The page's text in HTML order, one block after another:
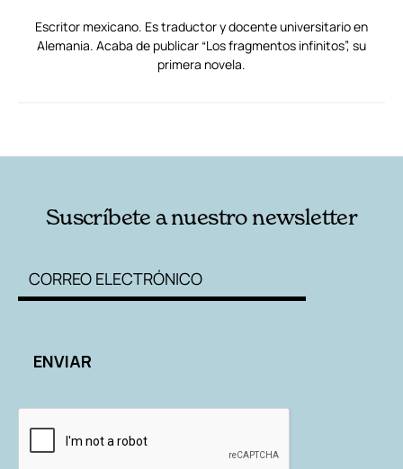
Escritor mexicano. Es traductor y docente universitario en
Alemania. Acaba de publicar “Los fragmentos infinitos”, su
primera novela.
Suscríbete a nuestro newsletter